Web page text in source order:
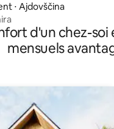
⋅ Ajdovščina
d'un chez-soi
mensuels